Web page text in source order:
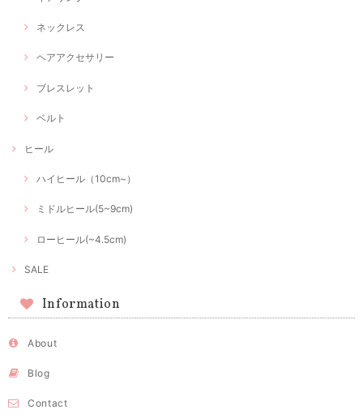
ネックレス
ヘアアクセサリー
ブレスレット
ベルト
ヒール
ハイヒール（10cm~）
ミドルヒール(5~9cm)
ローヒール(~4.5cm)
SALE
Information
About
Blog
Contact